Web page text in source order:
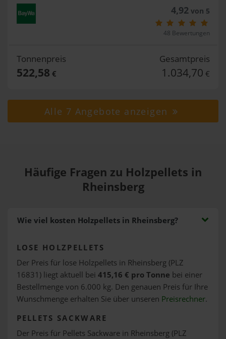
4,92von 5
48 Bewertungen
Tonnenpreis
522,58 €
Gesamtpreis
1.034,70 €
Alle 7 Angebote anzeigen
Häufige Fragen zu Holzpellets in
Rheinsberg
Wie viel kosten Holzpellets in Rheinsberg?
LOSE HOLZPELLETS
Der Preis für lose Holzpellets in Rheinsberg (PLZ
16831) liegt aktuell bei 415,16 € pro Tonne bei einer
Bestellmenge von 6.000 kg. Den genauen Preis für Ihre
Wunschmenge erhalten Sie über unseren Preisrechner.
PELLETS SACKWARE
Der Preis für Pellets Sackware in Rheinsberg (PLZ